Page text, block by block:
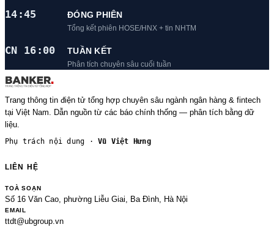
14:45 ĐÓNG PHIÊN
Tổng kết phiên HOSE/HNX + tin NHTM
CN 16:00 TUẦN KẾT
Phân tích chuyên sâu cuối tuần
Trang thông tin điện tử tổng hợp chuyên sâu ngành ngân hàng & fintech
tại Việt Nam. Dẫn nguồn từ các báo chính thống — phân tích bằng dữ
liệu.
Phụ trách nội dung ·Vũ Việt Hưng
LIÊN HỆ
TOÀ SOẠN
Số 16 Văn Cao, phường Liễu Giai, Ba Đình, Hà Nội
EMAIL
ttdt@ubgroup.vn